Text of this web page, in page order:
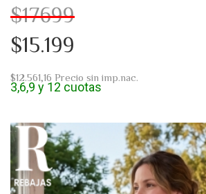
$17699
$15.199
$12.561,16 Precio sin imp.nac.
3,6,9 y 12 cuotas